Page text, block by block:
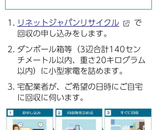
リネットジャパンリサイクル
で
回収の申し込みをします。
ダンボール箱等（3辺合計140セン
チメートル以内、重さ20キログラム
以内）に小型家電を詰めます。
宅配業者が、ご希望の日時にご自宅
に回収に伺います。